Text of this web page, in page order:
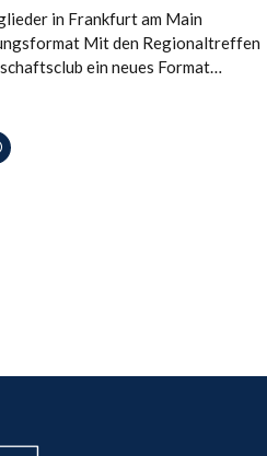
in Frankfurt am Main
Mit den Regionaltreffen
ein neues Format